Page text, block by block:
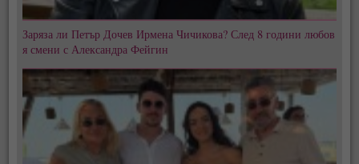
Заряза ли Петър Дочев Ирмена Чичикова? След 8 години любов
я смени с Александра Фейгин